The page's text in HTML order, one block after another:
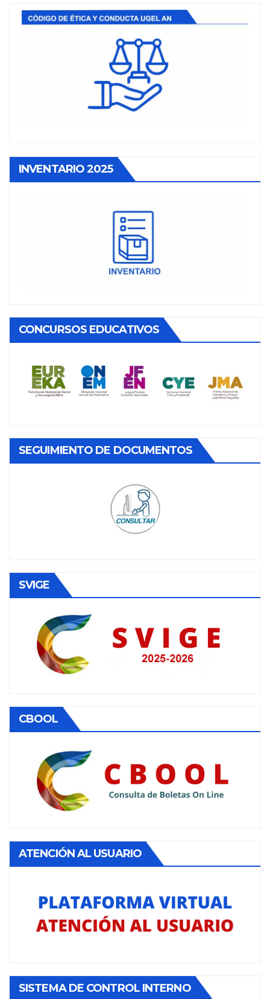
INVENTARIO 2025
CONCURSOS EDUCATIVOS
SEGUIMIENTO DE DOCUMENTOS
SVIGE
CBOOL
ATENCIÓN AL USUARIO
SISTEMA DE CONTROL INTERNO